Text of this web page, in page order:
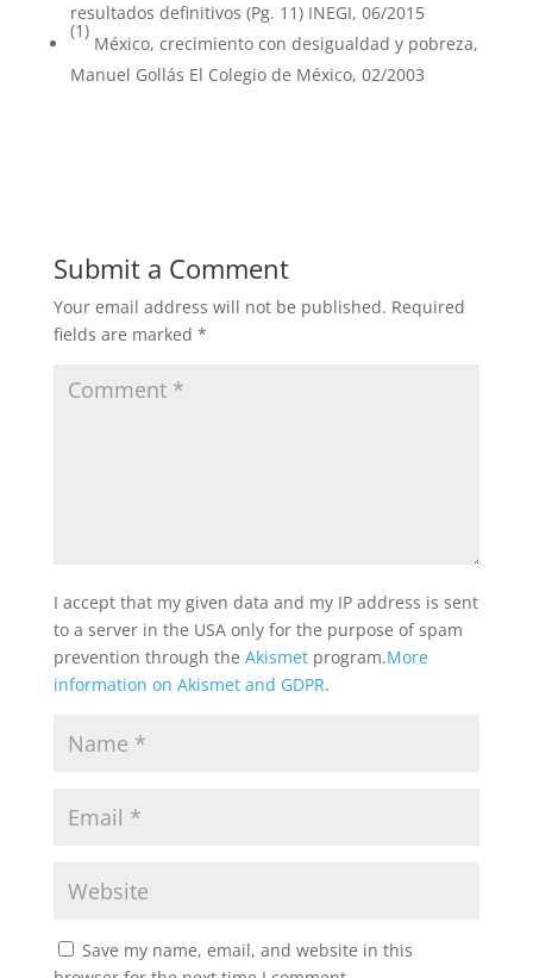
resultados definitivos (Pg. 11) INEGI, 06/2015
(1)
México, crecimiento con desigualdad y pobreza,
Manuel Gollás El Colegio de México, 02/2003
Submit a Comment
Your email address will not be published. Required
fields are marked *
I accept that my given data and my IP address is sent
to a server in the USA only for the purpose of spam
prevention through the Akismetprogram.More
information on Akismet and GDPR.
Save my name, email, and website in this